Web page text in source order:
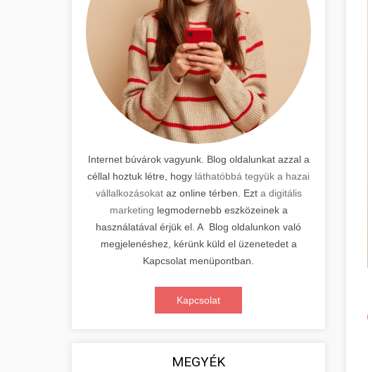
Internet búvárok vagyunk. Blog oldalunkat azzal a
céllal hoztuk létre, hogy láthatóbbá tegyük a hazai
vállalkozásokataz online térben. Ezt a digitális
marketing legmodernebb eszközeinek a
használatával érjük el. A Blog oldalunkon való
megjelenéshez, kérünk küld el üzenetedet a
Kapcsolat menüpontban.
Kapcsolat
MEGYÉK